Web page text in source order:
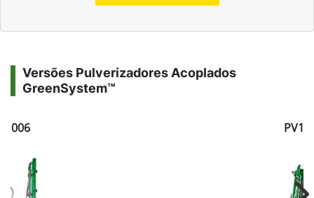
Versões Pulverizadores Acoplados
GreenSystem™